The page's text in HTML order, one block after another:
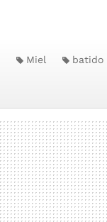
Miel batido